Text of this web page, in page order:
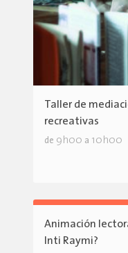
Taller de
recreativas
de 9h00 a 10h00
Animación
Inti Raymi?